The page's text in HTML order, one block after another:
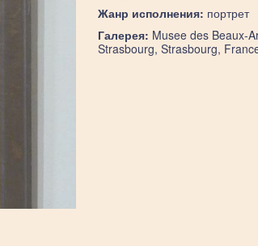
Жанр исполнения: портрет
Галерея: Musee des Beaux-
Strasbourg, Strasbourg,